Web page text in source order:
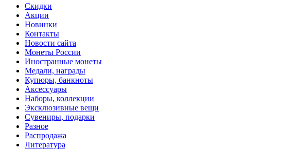
Скидки
Акции
Новинки
Контакты
Новости сайта
Монеты России
Иностранные монеты
Медали, награды
Купюры, банкноты
Аксессуары
Наборы, коллекции
Эксклюзивные вещи
Сувениры, подарки
Разное
Распродажа
Литература